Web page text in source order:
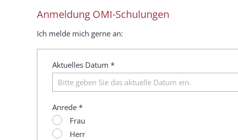
Anmeldung OMI-Schulungen
Ich melde mich gerne an:
Aktuelles Datum *
Anrede *
Frau
Herr